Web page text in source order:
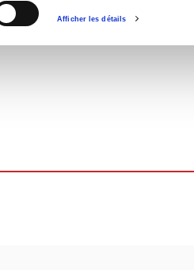
Afficher les détails